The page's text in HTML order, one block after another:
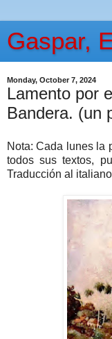
Gaspar,
Monday, October 7, 2024
Lamento por
Bandera. (un
Nota: Cada lunes la
todos sus textos,
Traducción al